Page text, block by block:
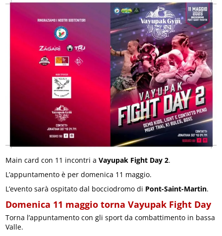
Main card con 11 incontri aVayupak Fight Day 2.
L’appuntamento è per domenica 11 maggio.
L’evento sarà ospitato dal bocciodromo di Pont-Saint-Martin.
Domenica 11 maggio torna Vayupak Fight Day
Torna l’appuntamento con gli sport da combattimento in bassa
Valle.